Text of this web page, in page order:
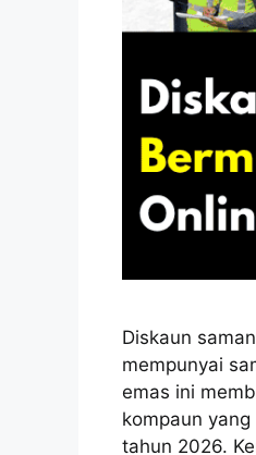
Diskaun
mempunyai
emas ini
kompaun
tahun 2026.